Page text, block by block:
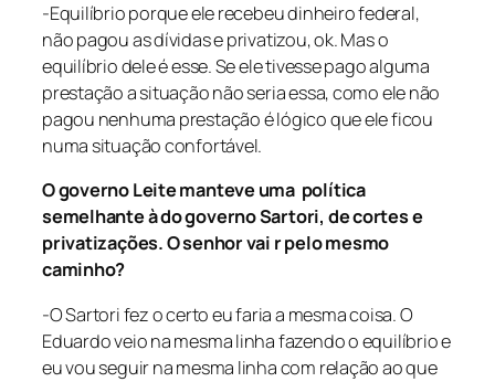
-Equilíbrio porque ele recebeu dinheiro federal,
não pagou as dívidas e privatizou, ok. Mas o
equilíbrio dele é esse. Se ele tivesse pago alguma
prestação a situação não seria essa, como ele não
pagou nenhuma prestação é lógico que ele ficou
numa situação confortável.
O governo Leite manteve uma política
semelhante à do governo Sartori, de cortes e
privatizações. O senhor vai r pelo mesmo
caminho?
-O Sartori fez o certo eu faria a mesma coisa. O
Eduardo veio na mesma linha fazendo o equilíbrio e
eu vou seguir na mesma linha com relação ao que